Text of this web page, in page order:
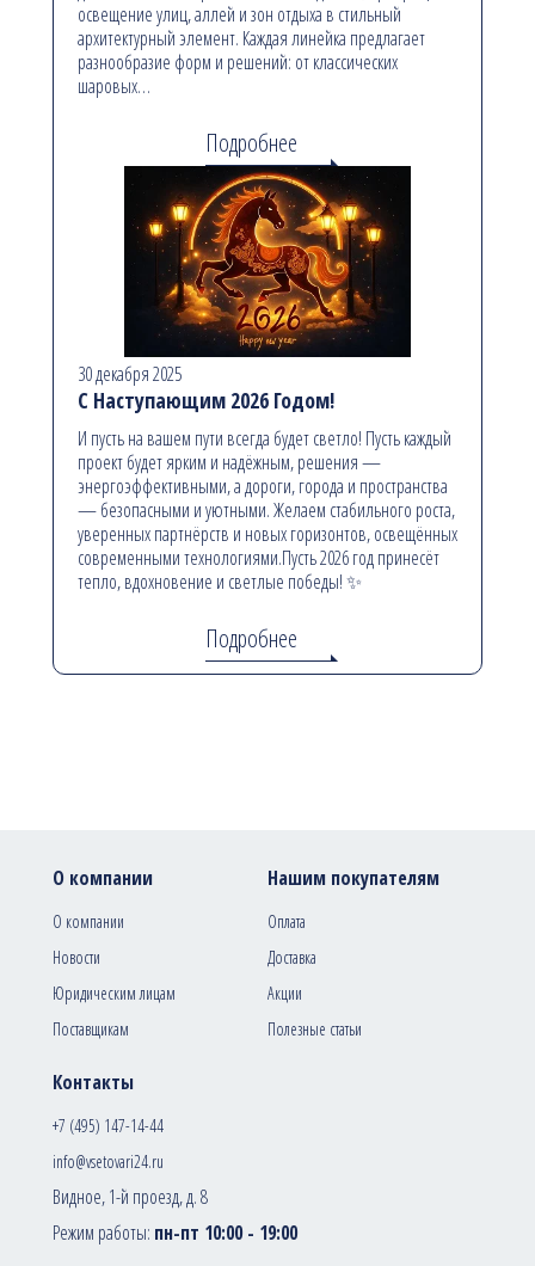
освещение улиц, аллей и зон отдыха в стильный
архитектурный элемент. Каждая линейка предлагает
разнообразие форм и решений: от классических
шаровых…
Подробнее
30 декабря 2025
С Наступающим 2026 Годом!
И пусть на вашем пути всегда будет светло! Пусть каждый
проект будет ярким и надёжным, решения —
энергоэффективными, а дороги, города и пространства
— безопасными и уютными. Желаем стабильного роста,
уверенных партнёрств и новых горизонтов, освещённых
современными технологиями.Пусть 2026 год принесёт
тепло, вдохновение и светлые победы! ✨
Подробнее
Контакты
+7 (495) 147-14-44
info@vsetovari24.ru
Видное, 1-й проезд, д. 8
Режим работы: пн-пт 10:00 - 19:00
О компании
О компании
Новости
Юридическим лицам
Поставщикам
Нашим покупателям
Оплата
Доставка
Акции
Полезные статьи